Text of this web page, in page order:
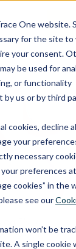
One website.
for the site to
your consent.
be used for
or functionality
by us or by third
cookies, decline
your
necessary
preferences
cookies” in the
see our
won’t be
A single cookie
Europa: Il Regolamento 1223/2009 sui cosmetici si aggiorna